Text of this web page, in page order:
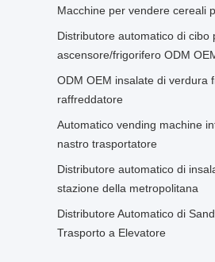
Macchine per vendere cereali
Distributore automatico di
ascensore/frigorifero ODM
ODM OEM insalate di verdura
raffreddatore
Automatico vending machine
nastro trasportatore
Distributore automatico di
stazione della metropolitana
Distributore Automatico di
Trasporto a Elevatore